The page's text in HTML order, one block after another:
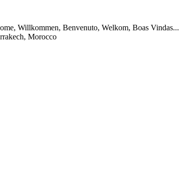
Willkommen, Benvenuto, Welkom, Boas Vindas...
Morocco